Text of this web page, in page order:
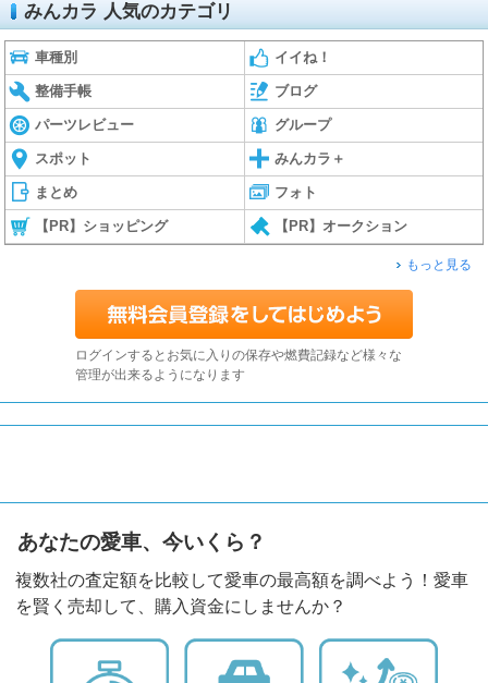
みんカラ 人気のカテゴリ
車種別 イイね！
整備手帳 ブログ
パーツレビュー グループ
スポット みんカラ＋
まとめ フォト
【PR】ショッピング 【PR】オークション
もっと見る
ログインするとお気に入りの保存や燃費記録など様々な
管理が出来るようになります
あなたの愛車、今いくら？
複数社の査定額を比較して愛車の最高額を調べよう！愛車
を賢く売却して、購入資金にしませんか？